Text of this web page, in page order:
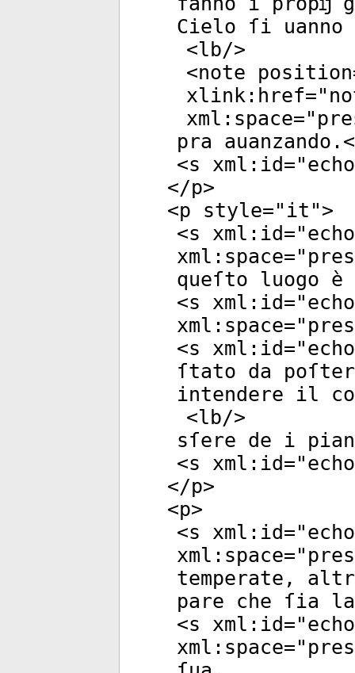
Cielo ſi uanno
<lb/>
<note position
xlink:href="
xml:space="
pra
<s xml:id="
</p>
<p style=" it ">
<s xml:id="
xml:space="
queſto luogo
<s xml:id="
xml:space="
<s xml:id="
ſtato da
intendere il
<lb/>
sſere de i
<s xml:id="
</p>
<p>
<s xml:id="
xml:space="
temperate,
pare che ſia
<s xml:id="
xml:space="